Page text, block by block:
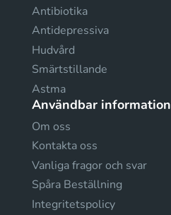
Antibiotika
Antidepressiva
Hudvård
Smärtstillande
Astma
Användbar information
Om oss
Kontakta oss
Vanliga fragor och svar
Spåra Beställning
Integritetspolicy